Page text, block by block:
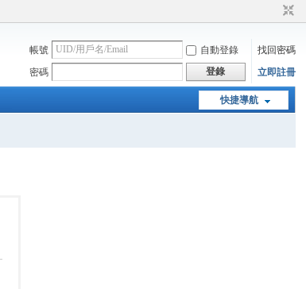
帳號 自動登錄
找回密碼
密碼
登錄 立即註冊
快捷導航